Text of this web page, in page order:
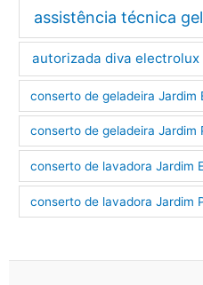
assistência técnica
autorizada diva electrolux
conserto de geladeira Jardim
conserto de geladeira Jardim
conserto de lavadora Jardim
conserto de lavadora Jardim